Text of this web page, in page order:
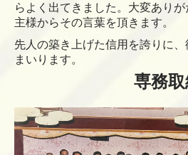
らよく出てきました。大変あり
主様からその言葉を頂きます。
先人の築き上げた信用を誇りに
まいります。
専務